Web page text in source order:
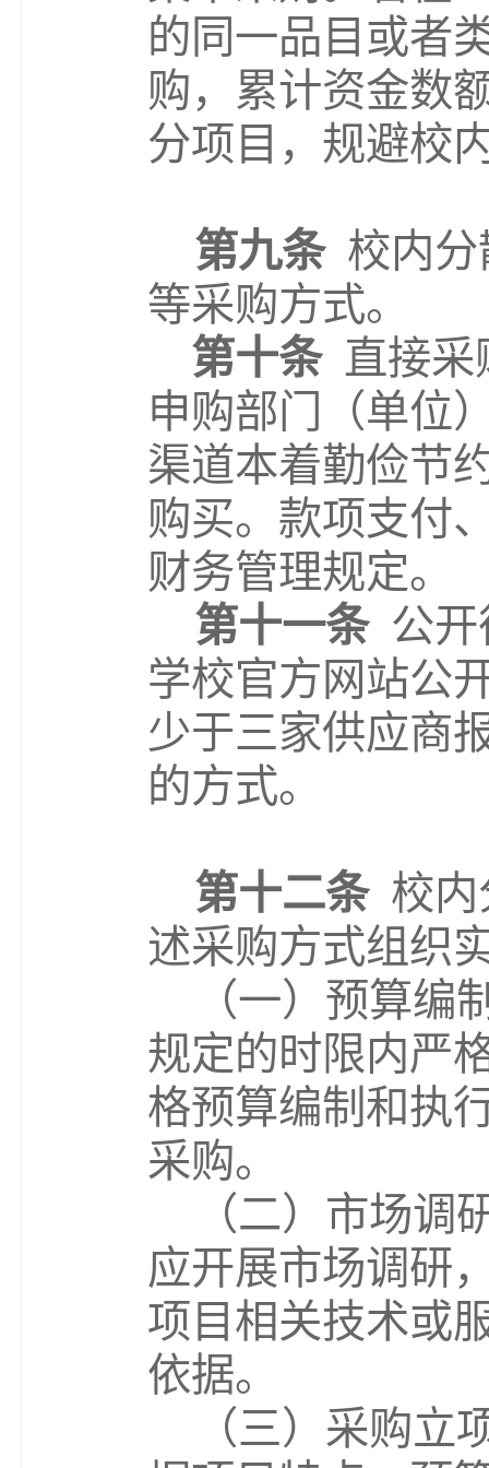
的同一品目或者
购，累计资金数
分项目，规避校
第九条 校内
等采购方式。
第十条 直接采
申购部门（单位
渠道本着勤俭节
购买。款项支付
财务管理规定。
第十一条 公
学校官方网站公
少于三家供应商
的方式。
第十二条 校
述采购方式组织
（一） 预算编
规定的时限内严
格预算编制和执
采购。
（二）市场调
应开展市场调研
项目相关技术或
依据。
（三）采购